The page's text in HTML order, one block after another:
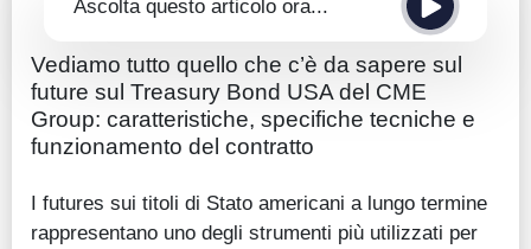
Ascolta questo articolo ora...
Vediamo tutto quello che c’è da sapere sul
future sul Treasury Bond USA del CME
Group: caratteristiche, specifiche tecniche e
funzionamento del contratto
I futures sui titoli di Stato americani a lungo termine
rappresentano uno degli strumenti più utilizzati per